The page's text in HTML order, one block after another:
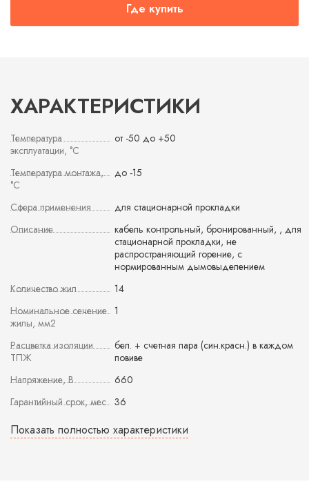
Где купить
ХАРАКТЕРИСТИКИ
Температура
эксплуатации, °С
от -50 до +50
Температура монтажа,
°С
до -15
Сфера применения
для стационарной прокладки
Описание
кабель контрольный, бронированный, , для
стационарной прокладки, не
распространяющий горение, с
нормированным дымовыделением
Количество жил
14
Номинальное сечение
жилы, мм2
1
Расцветка изоляции
ТПЖ
бел. + счетная пара (син.красн.) в каждом
повиве
Напряжение, В
660
Гарантийный срок, мес 36
Показать полностью характеристики